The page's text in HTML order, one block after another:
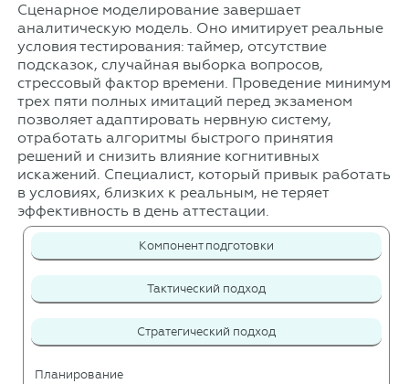
Сценарное моделирование завершает
аналитическую модель. Оно имитирует реальные
условия тестирования: таймер, отсутствие
подсказок, случайная выборка вопросов,
стрессовый фактор времени. Проведение минимум
трех пяти полных имитаций перед экзаменом
позволяет адаптировать нервную систему,
отработать алгоритмы быстрого принятия
решений и снизить влияние когнитивных
искажений. Специалист, который привык работать
в условиях, близких к реальным, не теряет
эффективность в день аттестации.
Компонент подготовки
Тактический подход
Стратегический подход
Планирование